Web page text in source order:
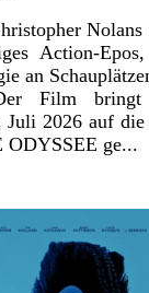
Nolans
Action-
an
Film bringt
Juli 2026 auf
ODYSSEE ge...